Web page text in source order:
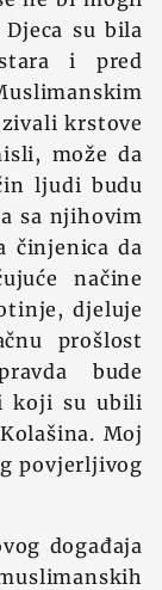
su bila
i pred
krstove
može da
ljudi budu
sa njihovim
činjenica da
načine
djeluje
prošlost
bude
koji su ubili
Moj
povjerljivog
događaja